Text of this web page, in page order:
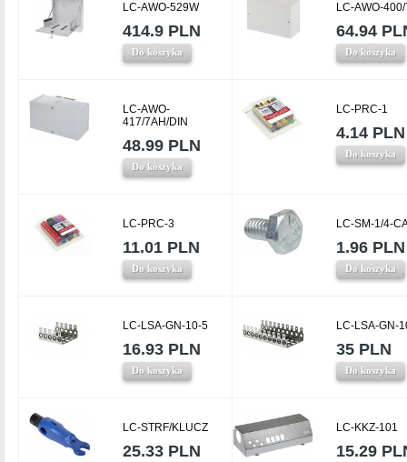
LC-AWO-529W
414.9 PLN
Do koszyka
LC-AWO-
64.94
Do koszyka
LC-AWO-
417/7AH/DIN
48.99 PLN
Do koszyka
LC-PRC-1
4.14 PLN
Do koszyka
LC-PRC-3
11.01 PLN
Do koszyka
LC-SM-1/4-
1.96 PLN
Do koszyka
LC-LSA-GN-10-5
16.93 PLN
Do koszyka
LC-LSA-GN-
35 PLN
Do koszyka
LC-STRF/KLUCZ
25.33 PLN
LC-KKZ-101
15.29